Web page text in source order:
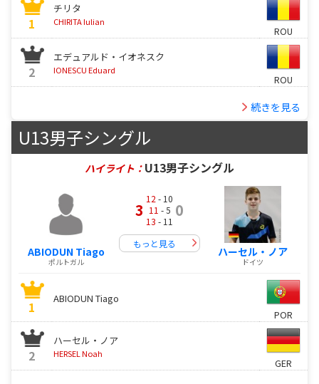
1
チリタ
CHIRITA Iulian
ROU
2
エデュアルド・イオネスク
IONESCU Eduard
ROU
続きを見る
U13男子シングル
ハイライト： U13男子シングル
ABIODUN Tiago
ポルトガル
3
12 - 10
11 - 5
13 - 11
0
もっと見る
ハーセル・ノア
ドイツ
1
ABIODUN Tiago
POR
2
ハーセル・ノア
HERSEL Noah
GER